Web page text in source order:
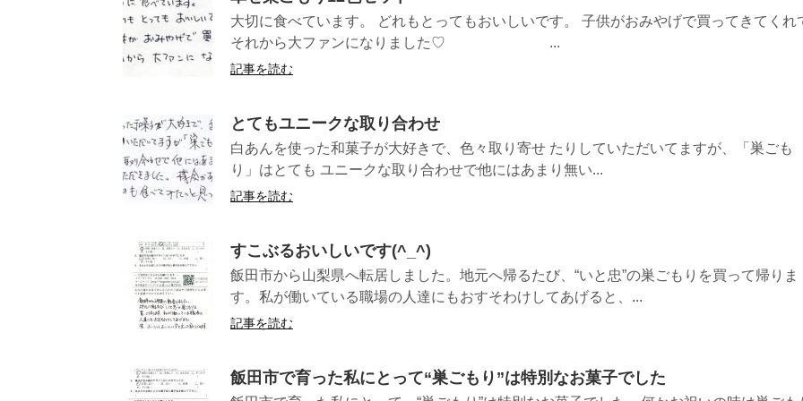
大切に食べています。 どれもとってもおいしいです。 子供がおみやげで買ってきてくれ
それから大ファンになりました♡ ...
記事を読む
とてもユニークな取り合わせ
白あんを使った和菓子が大好きで、色々取り寄せ たりしていただいてますが、「巣ごも
り」はとても ユニークな取り合わせで他にはあまり無い...
記事を読む
すこぶるおいしいです(^_^)
飯田市から山梨県へ転居しました。地元へ帰るたび、“いと忠”の巣ごもりを買って帰りま
す。私が働いている職場の人達にもおすそわけしてあげると、...
記事を読む
飯田市で育った私にとって“巣ごもり”は特別なお菓子でした